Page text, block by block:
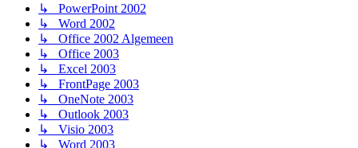
↳ PowerPoint 2002
↳ Word 2002
↳ Office 2002 Algemeen
↳ Office 2003
↳ Excel 2003
↳ FrontPage 2003
↳ OneNote 2003
↳ Outlook 2003
↳ Visio 2003
↳ Word 2003